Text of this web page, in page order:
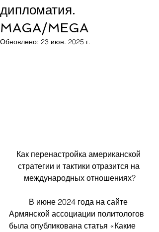
дипломатия.
MAGA/MEGA
Обновлено: 23 июн. 2025 г.
Как перенастройка американской
стратегии и тактики отразится на
международных отношениях?
Армянской ассоциации политологов
была опубликована статья «Какие